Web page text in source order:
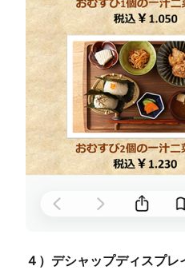
４）デシャップディスプ